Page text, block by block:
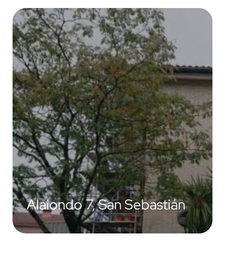
Alaiondo 7, San Sebastián